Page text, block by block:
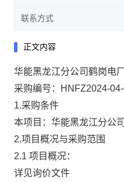
联系方式
正文内容
华能黑龙江分公司鹤岗电
采购编号：HNFZ2024-
1.采购条件
本项目：华能黑龙江分公
2.项目概况与采购范围
2.1 项目概况：
详见询价文件